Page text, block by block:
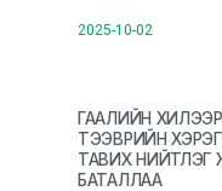
2025-10-02
ГААЛИЙН ХИЛЭЭР
ТЭЭВРИЙН
ТАВИХ
БАТАЛЛАА